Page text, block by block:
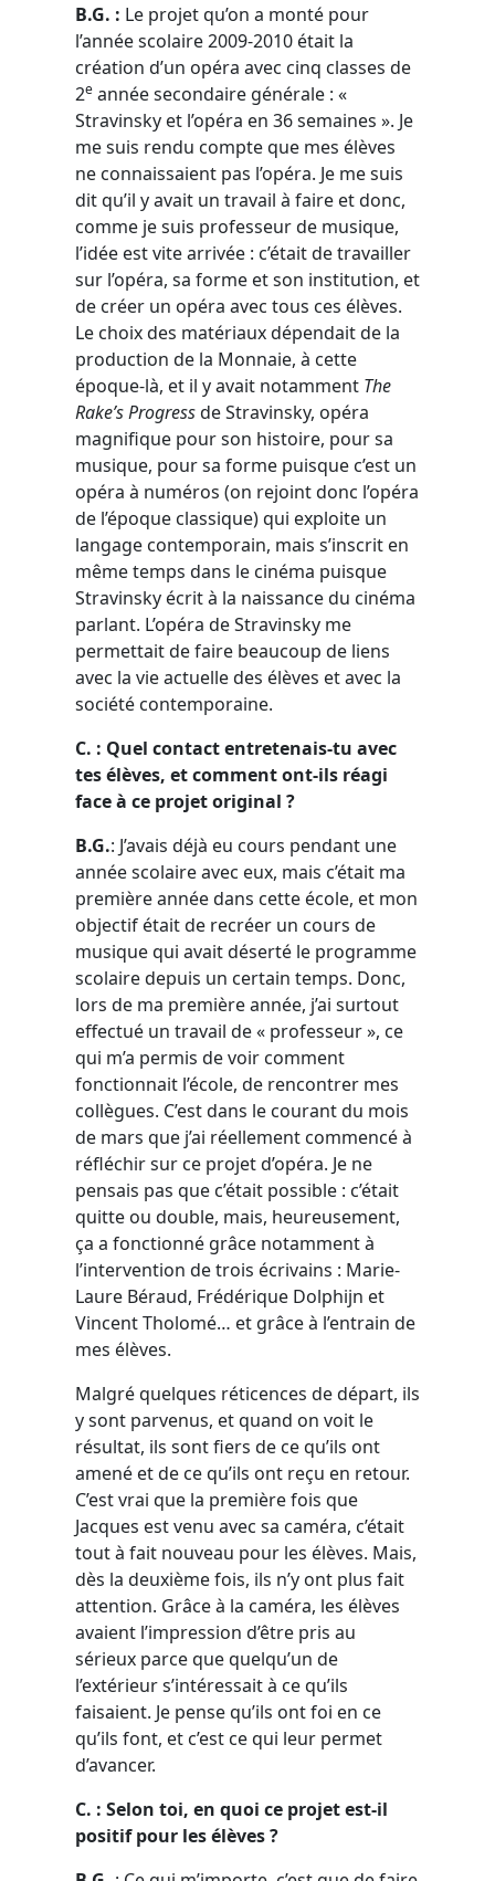
B.G. : Le projet qu’on a monté pour
l’année scolaire 2009-2010 était la
création d’un opéra avec cinq classes de
2e année secondaire générale : «
Stravinsky et l’opéra en 36 semaines ». Je
me suis rendu compte que mes élèves
ne connaissaient pas l’opéra. Je me suis
dit qu’il y avait un travail à faire et donc,
comme je suis professeur de musique,
l’idée est vite arrivée : c’était de travailler
sur l’opéra, sa forme et son institution, et
de créer un opéra avec tous ces élèves.
Le choix des matériaux dépendait de la
production de la Monnaie, à cette
époque-là, et il y avait notamment The
Rake’s Progressde Stravinsky, opéra
magnifique pour son histoire, pour sa
musique, pour sa forme puisque c’est un
opéra à numéros (on rejoint donc l’opéra
de l’époque classique) qui exploite un
langage contemporain, mais s’inscrit en
même temps dans le cinéma puisque
Stravinsky écrit à la naissance du cinéma
parlant. L’opéra de Stravinsky me
permettait de faire beaucoup de liens
avec la vie actuelle des élèves et avec la
société contemporaine.
C. : Quel contact entretenais-tu avec
tes élèves, et comment ont-ils réagi
face à ce projet original ?
B.G.: J’avais déjà eu cours pendant une
année scolaire avec eux, mais c’était ma
première année dans cette école, et mon
objectif était de recréer un cours de
musique qui avait déserté le programme
scolaire depuis un certain temps. Donc,
lors de ma première année, j’ai surtout
effectué un travail de « professeur », ce
qui m’a permis de voir comment
fonctionnait l’école, de rencontrer mes
collègues. C’est dans le courant du mois
de mars que j’ai réellement commencé à
réfléchir sur ce projet d’opéra. Je ne
pensais pas que c’était possible : c’était
quitte ou double, mais, heureusement,
ça a fonctionné grâce notamment à
l’intervention de trois écrivains : Marie-
Laure Béraud, Frédérique Dolphijn et
Vincent Tholomé… et grâce à l’entrain de
mes élèves.
Malgré quelques réticences de départ, ils
y sont parvenus, et quand on voit le
résultat, ils sont fiers de ce qu’ils ont
amené et de ce qu’ils ont reçu en retour.
C’est vrai que la première fois que
Jacques est venu avec sa caméra, c’était
tout à fait nouveau pour les élèves. Mais,
dès la deuxième fois, ils n’y ont plus fait
attention. Grâce à la caméra, les élèves
avaient l’impression d’être pris au
sérieux parce que quelqu’un de
l’extérieur s’intéressait à ce qu’ils
faisaient. Je pense qu’ils ont foi en ce
qu’ils font, et c’est ce qui leur permet
d’avancer.
C. : Selon toi, en quoi ce projet est-il
positif pour les élèves ?